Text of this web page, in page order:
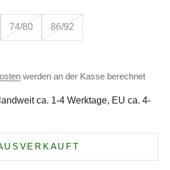
74/80 86/92
werden an der Kasse berechnet
ca. 1-4 Werktage, EU ca. 4-